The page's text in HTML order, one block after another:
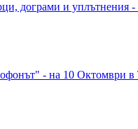
дограми и уплътнения
- на 10 Октомври в